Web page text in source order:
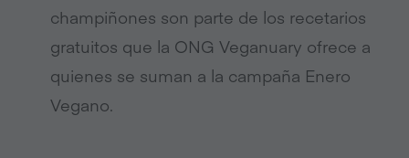
champiñones son parte de los recetarios
gratuitos que la ONG Veganuary ofrece a
quienes se suman a la campaña Enero
Vegano.